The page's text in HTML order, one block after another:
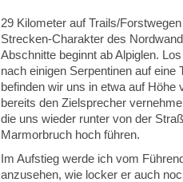
29 Kilometer auf Trails/
Strecken-Charakter des
Abschnitte beginnt ab Alpiglen.
nach einigen Serpentinen auf
befinden wir uns in etwa auf
bereits den Zielsprecher
die uns wieder runter von der
Marmorbruch hoch führen.
Im Aufstieg werde ich vom
anzusehen, wie locker er auch